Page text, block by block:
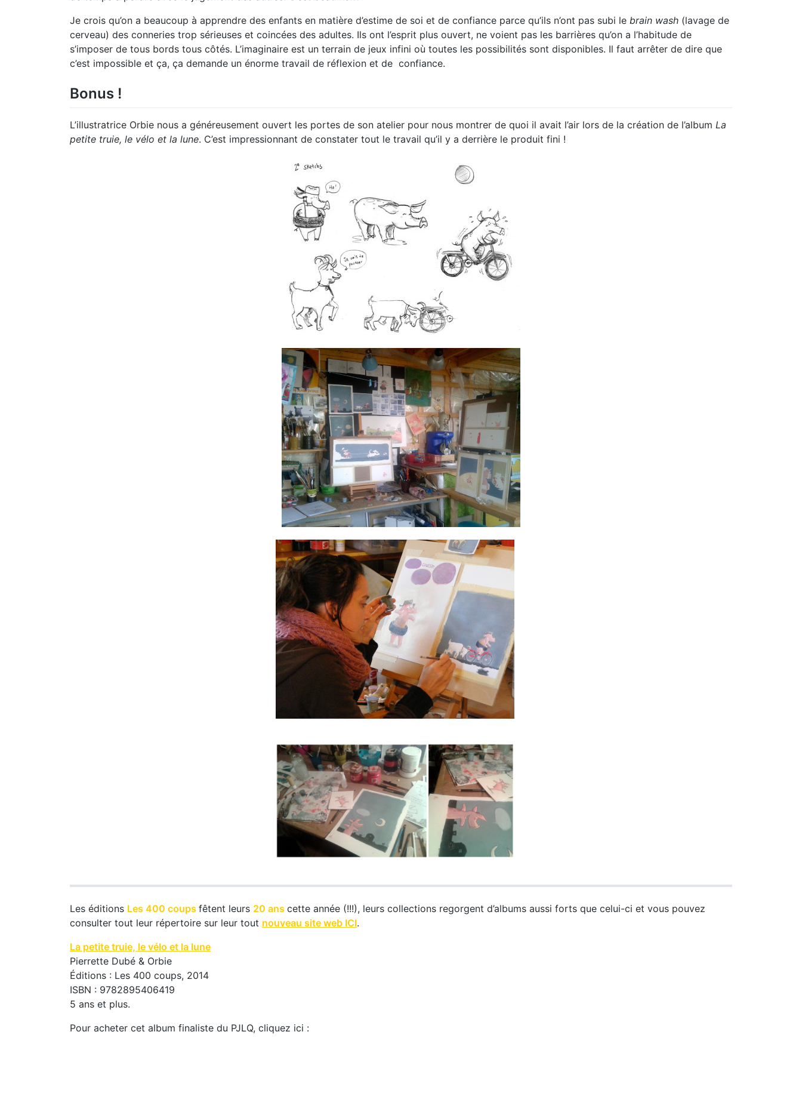
Je crois qu’on a beaucoup à apprendre des enfants en matière d’estime de soi et de confiance parce qu’ils n’ont pas subi le brain wash (lavage de
cerveau) des conneries trop sérieuses et coincées des adultes. Ils ont l’esprit plus ouvert, ne voient pas les barrières qu’on a l’habitude de
s’imposer de tous bords tous côtés. L’imaginaire est un terrain de jeux infini où toutes les possibilités sont disponibles. Il faut arrêter de dire que
c’est impossible et ça, ça demande un énorme travail de réflexion et de confiance.
Bonus !
L’illustratrice Orbie nous a généreusement ouvert les portes de son atelier pour nous montrer de quoi il avait l’air lors de la création de l’album La
petite truie, le vélo et la lune. C’est impressionnant de constater tout le travail qu’il y a derrière le produit fini !
Les éditions Les 400 coups fêtent leurs 20 ans cette année (!!!), leurs collections regorgent d’albums aussi forts que celui-ci et vous pouvez
consulter tout leur répertoire sur leur tout nouveau site web ICI.
La petite truie, le vélo et la lune
Pierrette Dubé & Orbie
Éditions : Les 400 coups, 2014
ISBN : 9782895406419
5 ans et plus.
Pour acheter cet album finaliste du PJLQ, cliquez ici :